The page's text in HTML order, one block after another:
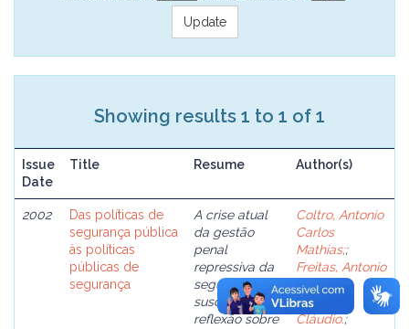
Showing results 1 to 1 of 1
Issue
Date
Title Resume Author(s)
2002
Das políticas de
segurança pública
às políticas
públicas de
segurança
A crise atual
da gestão
penal
repressiva da
segurança
suscita
reflexão sobre
Coltro, Antonio
Carlos
Mathias;;
Freitas, Antonio
Rodrigo;
Beato,
Cláudio.;